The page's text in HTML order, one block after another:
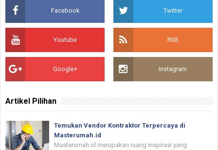
Facebook Twitter
Youtube RSS
Google+ Instagram
Artikel Pilihan
Temukan Vendor Kontraktor Terpercaya di
Masterumah.id
Masterumah.id merupakan ruang inspirasi yang